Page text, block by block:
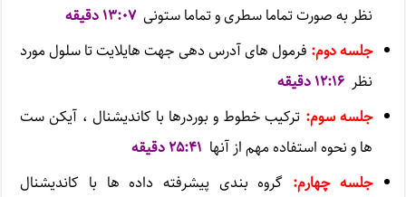
نظر به صورت تماما سطری و تماما ستونی ۱۳:۰۷ دقیقه
جلسه دوم: فرمول های آدرس دهی جهت هایلایت تا سلول مورد
نظر۱۲:۱۶ دقیقه
جلسه سوم: ترکیب خطوط و بوردرها با کاندیشنال ، آیکن ست
ها و نحوه استفاده مهم از آنها ۲۵:۴۱ دقیقه
جلسه چهارم: گروه بندی پیشرفته داده ها با کاندیشنال